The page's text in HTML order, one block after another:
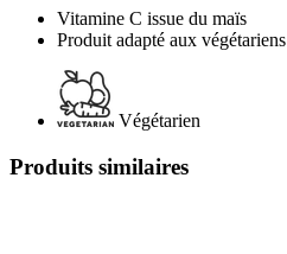
Vitamine C issue du maïs
Produit adapté aux végétariens
Végétarien
Produits similaires